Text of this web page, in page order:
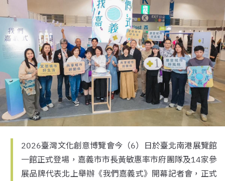
2026臺灣文化創意博覽會今（6）日於臺北南港展覽館
一館正式登場，嘉義市市長黃敏惠率市府團隊及14家參
展品牌代表北上舉辦《我們嘉義式》開幕記者會，正式